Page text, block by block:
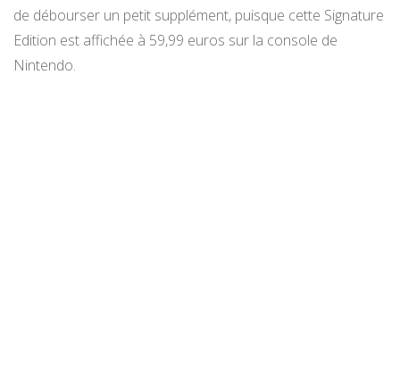
de débourser un petit supplément, puisque cette Signature
Edition est affichée à 59,99 euros sur la console de
Nintendo.